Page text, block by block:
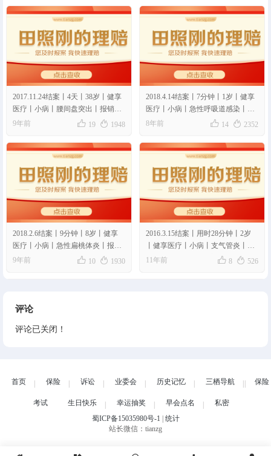
2017.11.24结案丨4天丨38岁丨健享
医疗丨小病丨腰间盘突出丨报销比
例91%丨理赔金额1193.5元丨08
9年前  19  1948
2018.4.14结案丨7分钟丨1岁丨健享
医疗丨小病丨急性呼吸道感染丨报
销比例86%丨理赔金额635.7元丨13
8年前  14  2352
2018.2.6结案丨9分钟丨8岁丨健享
医疗丨小病丨急性扁桃体炎丨报销
比例70%丨理赔金额1346.07元丨11
9年前  10  1930
2016.3.15结案丨用时28分钟丨2岁
丨健享医疗丨小病丨支气管炎丨报
销比例81%丨理赔金额1600.64元
11年前  8  526
评论
评论已关闭！
首页 保险 诉讼 业委会 历史记忆 三栖导航 保险
考试 生日快乐 幸运抽奖 早会点名
私密
蜀ICP备15035980号-1
统计
站长微信：tianzg